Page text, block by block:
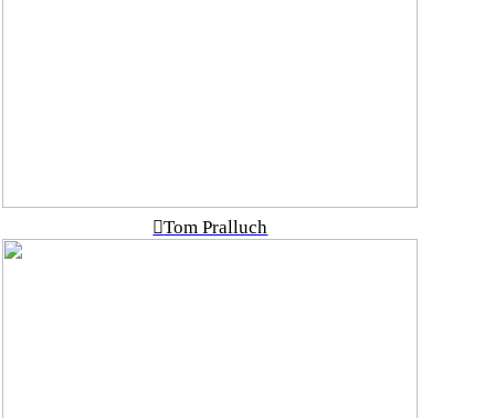
︎Tom Pralluch